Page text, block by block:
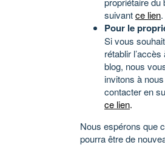
suivantce lien.
Pour le
Si vous
rétablir
blog, nous
invitons à nous
contacter en
ce lien.
Nous espérons que
pourra être de